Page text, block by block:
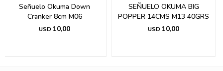
Señuelo Okuma Down
Cranker 8cm M06
USD 10,00
SEÑUELO OKUMA BIG
POPPER 14CMS M13 40GRS
USD 10,00